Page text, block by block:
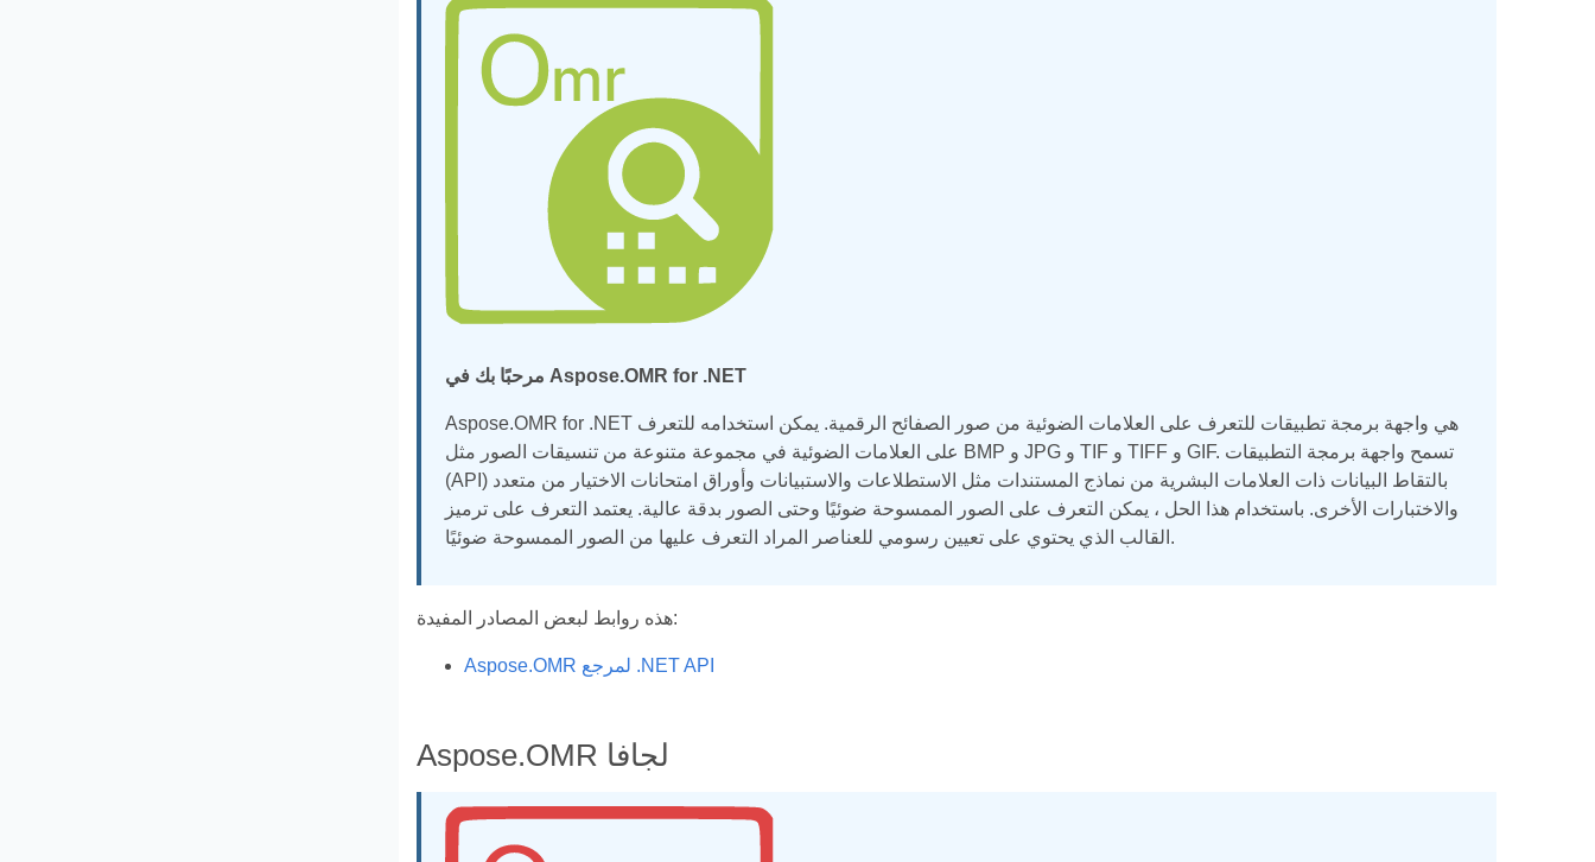
مرحبًا بك في Aspose.OMR for .NET
Aspose.OMR for .NET هي واجهة برمجة تطبيقات للتعرف على العلامات الضوئية من صور الصفائح الرقمية. يمكن استخدامه للتعرف
على العلامات الضوئية في مجموعة متنوعة من تنسيقات الصور مثل BMP و JPG و TIF و TIFF و GIF. تسمح واجهة برمجة التطبيقات
(API) بالتقاط البيانات ذات العلامات البشرية من نماذج المستندات مثل الاستطلاعات والاستبيانات وأوراق امتحانات الاختيار من متعدد
والاختبارات الأخرى. باستخدام هذا الحل ، يمكن التعرف على الصور الممسوحة ضوئيًا وحتى الصور بدقة عالية. يعتمد التعرف على ترميز
القالب الذي يحتوي على تعيين رسومي للعناصر المراد التعرف عليها من الصور الممسوحة ضوئيًا.
هذه روابط لبعض المصادر المفيدة:
Aspose.OMR لمرجع .NET API
Aspose.OMR لجافا